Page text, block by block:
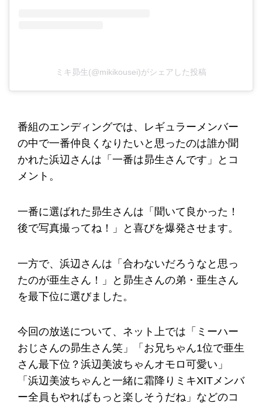
ミキ昴生(@mikikousei)がシェアした投稿
番組のエンディングでは、レギュラーメンバー
の中で一番仲良くなりたいと思ったのは誰か聞
かれた浜辺さんは「一番は昴生さんです」とコ
メント。
一番に選ばれた昴生さんは「聞いて良かった！
後で写真撮ってね！」と喜びを爆発させます。
一方で、浜辺さんは「合わないだろうなと思っ
たのが亜生さん！」と昴生さんの弟・亜生さん
を最下位に選びました。
今回の放送について、ネット上では「ミーハー
おじさんの昴生さん笑」「お兄ちゃん1位で亜生
さん最下位？浜辺美波ちゃんオモロ可愛い」
「浜辺美波ちゃんと一緒に霜降りミキXITメンバ
ー全員もやればもっと楽しそうだね」などのコ